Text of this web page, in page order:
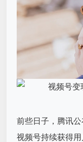
前些日子，腾讯
视频号持续获得